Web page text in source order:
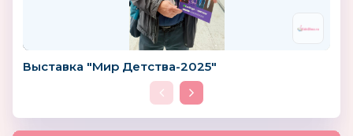
Выставка "Мир Детства-2025"